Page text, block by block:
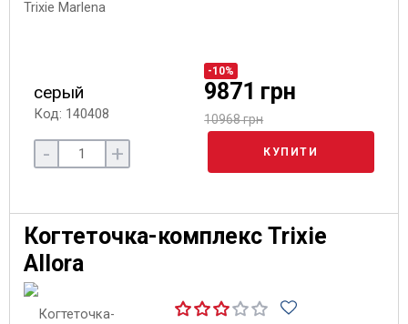
серый
Код: 140408
-10%
9871 грн
10968 грн
- + КУПИТИ
Когтеточка-комплекс Trixie
Allora